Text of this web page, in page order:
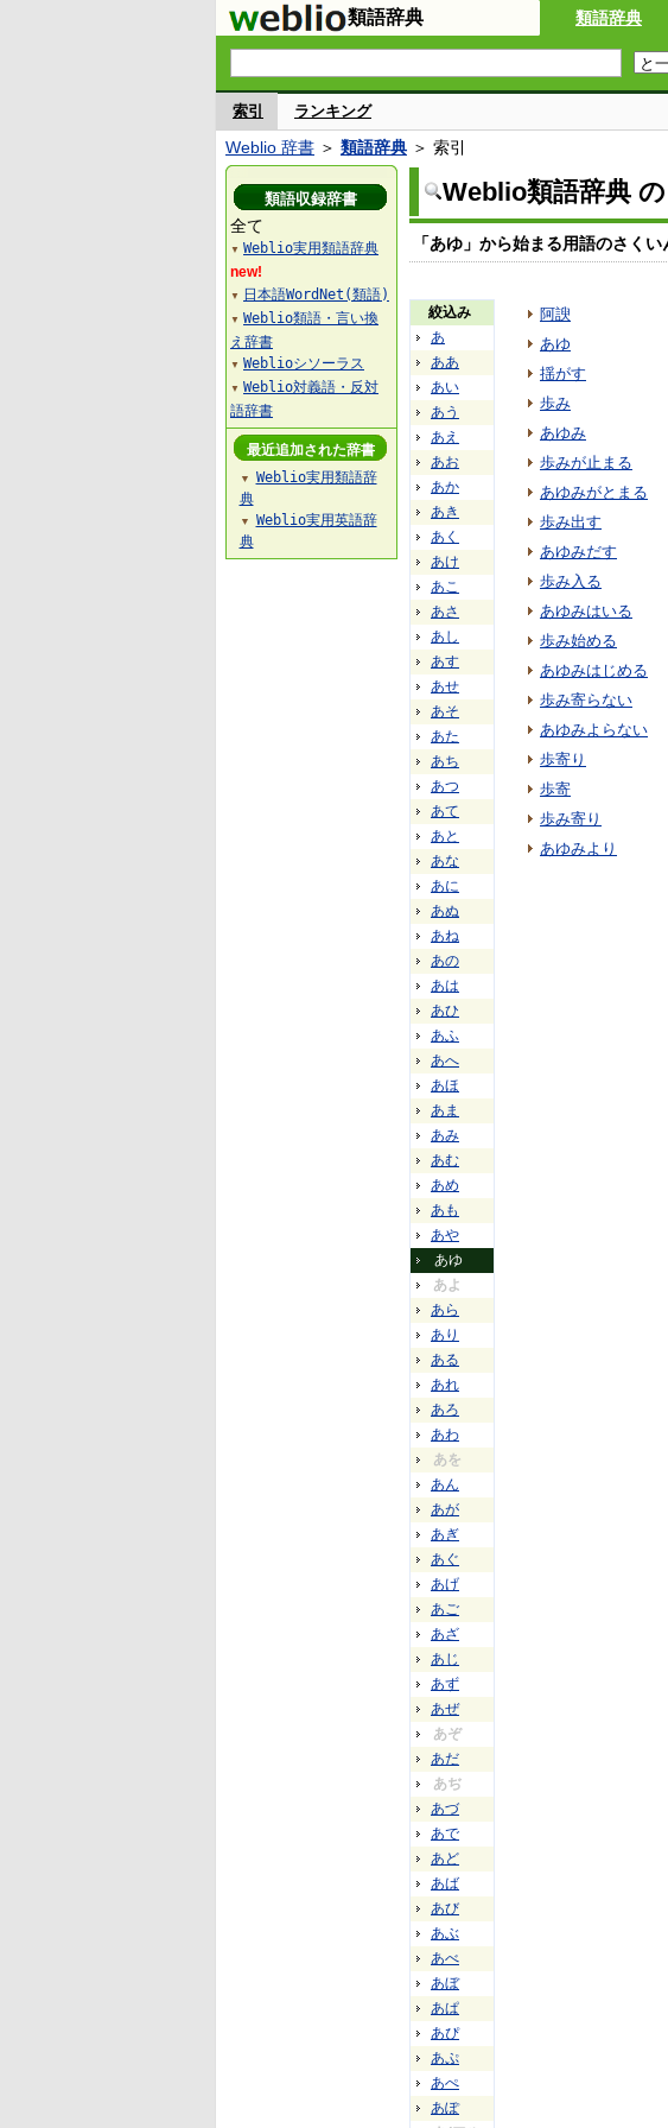
類語辞典 類語辞典
索引 ランキング
Weblio 辞書 ＞ 類語辞典 ＞ 索引
Weblio類語辞典
「あゆ」から始まる用語のさくい
絞込み
あ
ああ
あい
あう
あえ
あお
あか
あき
あく
あけ
あこ
あさ
あし
あす
あせ
あそ
あた
あち
あつ
あて
あと
あな
あに
あぬ
あね
あの
あは
あひ
あふ
あへ
あほ
あま
あみ
あむ
あめ
あも
あや
あゆ
あよ
あら
あり
ある
あれ
あろ
あわ
あを
あん
あが
あぎ
あぐ
あげ
あご
あざ
あじ
あず
あぜ
あぞ
あだ
あぢ
あづ
あで
あど
あば
あび
あぶ
あべ
あぼ
あぱ
あぴ
あぷ
あぺ
あぽ
阿諛
あゆ
揺がす
歩み
あゆみ
歩みが止まる
あゆみがとまる
歩み出す
あゆみだす
歩み入る
あゆみはいる
歩み始める
あゆみはじめる
歩み寄らない
あゆみよらない
歩寄り
歩寄
歩み寄り
あゆみより
類語収録辞書
全て
▼ Weblio実用類語辞典
new!
▼ 日本語WordNet(類語)
▼ Weblio類語・言い換
え辞書
▼ Weblioシソーラス
▼ Weblio対義語・反対
語辞書
最近追加された辞書
▼
Weblio実用類語辞
典
▼
Weblio実用英語辞
典